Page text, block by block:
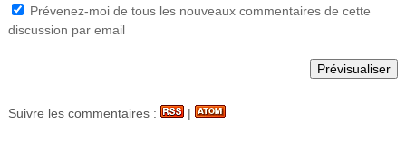
Prévenez-moi de tous les nouveaux commentaires de cette
discussion par email
Suivre les commentaires : |